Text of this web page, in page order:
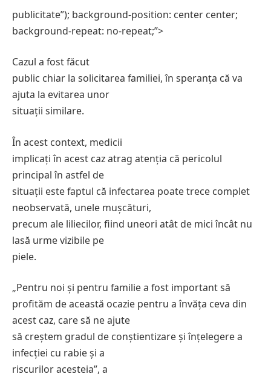
publicitate”); background-position: center center;
background-repeat: no-repeat;”>
Cazul a fost făcut
public chiar la solicitarea familiei, în speranța că va
ajuta la evitarea unor
situații similare.
În acest context, medicii
implicați în acest caz atrag atenția că pericolul
principal în astfel de
situații este faptul că infectarea poate trece complet
neobservată, unele mușcături,
precum ale liliecilor, fiind uneori atât de mici încât nu
lasă urme vizibile pe
piele.
„Pentru noi și pentru familie a fost important să
profităm de această ocazie pentru a învăța ceva din
acest caz, care să ne ajute
să creștem gradul de conștientizare și înțelegere a
infecției cu rabie și a
riscurilor acesteia”, a